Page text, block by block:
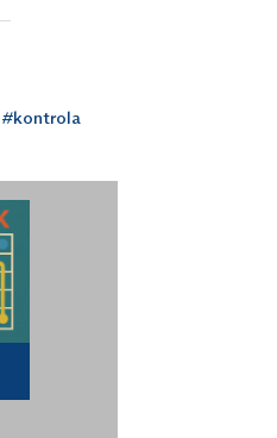
#kontrola